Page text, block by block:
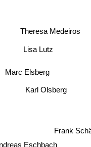
Theresa Medeiros
Marc Elsberg
Lisa Lutz
Karl Olsberg
Frank